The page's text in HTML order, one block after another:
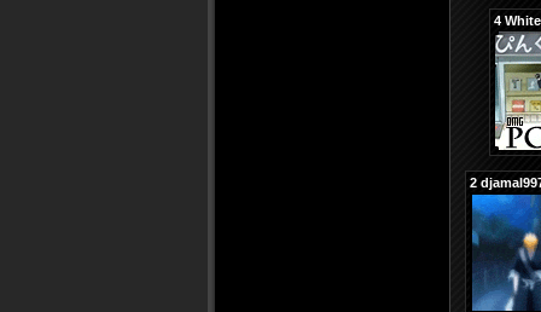
4
2